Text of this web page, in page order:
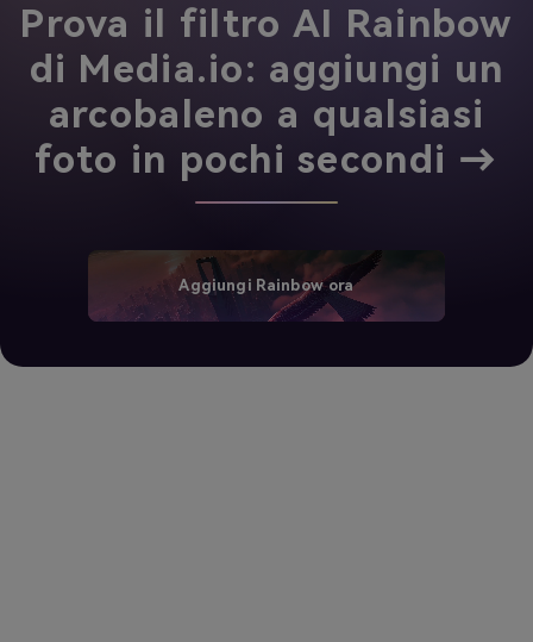
Prova il filtro AI Rainbow
di Media.io: aggiungi un
arcobaleno a qualsiasi
foto in pochi secondi →
Aggiungi Rainbow ora